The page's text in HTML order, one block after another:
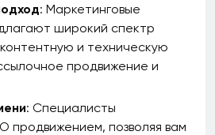
: Маркетинговые
широкий спектр
и техническую
продвижение и
: Специалисты
продвижением, позволяя вам